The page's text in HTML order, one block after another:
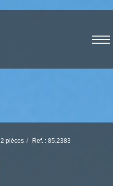
2 pièces Ref. : 85.2383